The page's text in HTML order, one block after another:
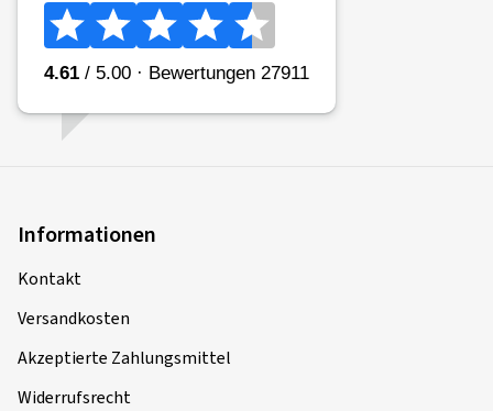
Informationen
Kontakt
Versandkosten
Akzeptierte Zahlungsmittel
Widerrufsrecht